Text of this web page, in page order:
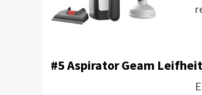
#5 Aspirator Geam